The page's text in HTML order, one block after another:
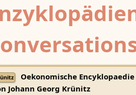
Oekonomische Encyklopaedie
Johann Georg Krünitz